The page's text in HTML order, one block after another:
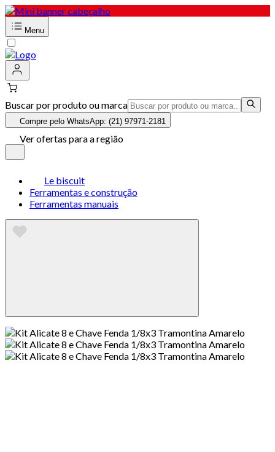
Menu
Buscar por produto ou marca
Compre pelo WhatsApp: (21) 97971-2181
Ver ofertas para a região
Le biscuit
Ferramentas e construção
Ferramentas manuais